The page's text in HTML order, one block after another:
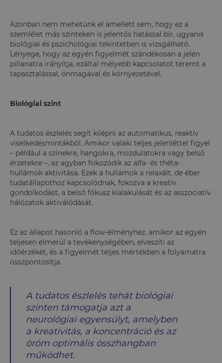
Azonban nem mehetünk el amellett sem, hogy ez a
szemlélet más szinteken is jelentős hatással bír, ugyanis
biológiai és pszichológiai tekintetben is vizsgálható.
Lényege, hogy az egyén figyelmét szándékosan a jelen
pillanatra irányítja, ezáltal mélyebb kapcsolatot teremt a
tapasztalással, önmagával és környezetével.
Biológiai szint
A tudatos észlelés segít kilépni az automatikus, reaktív
viselkedésmintákból. Amikor valaki teljes jelenléttel figyel
– például a színekre, hangokra, mozdulatokra vagy belső
érzetekre –, az agyban fokozódik az alfa- és théta-
hullámok aktivitása. Ezek a hullámok a relaxált, de éber
tudatállapothoz kapcsolódnak, fokozva a kreatív
gondolkodást, a belső fókusz kialakulását és az asszociatív
hálózatok aktiválódását.
Ez az állapot hasonló a flow-élményhez, amikor az egyén
teljesen elmerül a tevékenységében, elveszíti az
időérzékét, és a figyelmét teljes mértékben a folyamatra
összpontosítja.
A tudatos észlelés tehát biológiai
szinten támogatja azt a
neurológiai egyensúlyt, amelyben
a kreativitás, a koncentráció és az
öröm optimális összhangban
működhet.